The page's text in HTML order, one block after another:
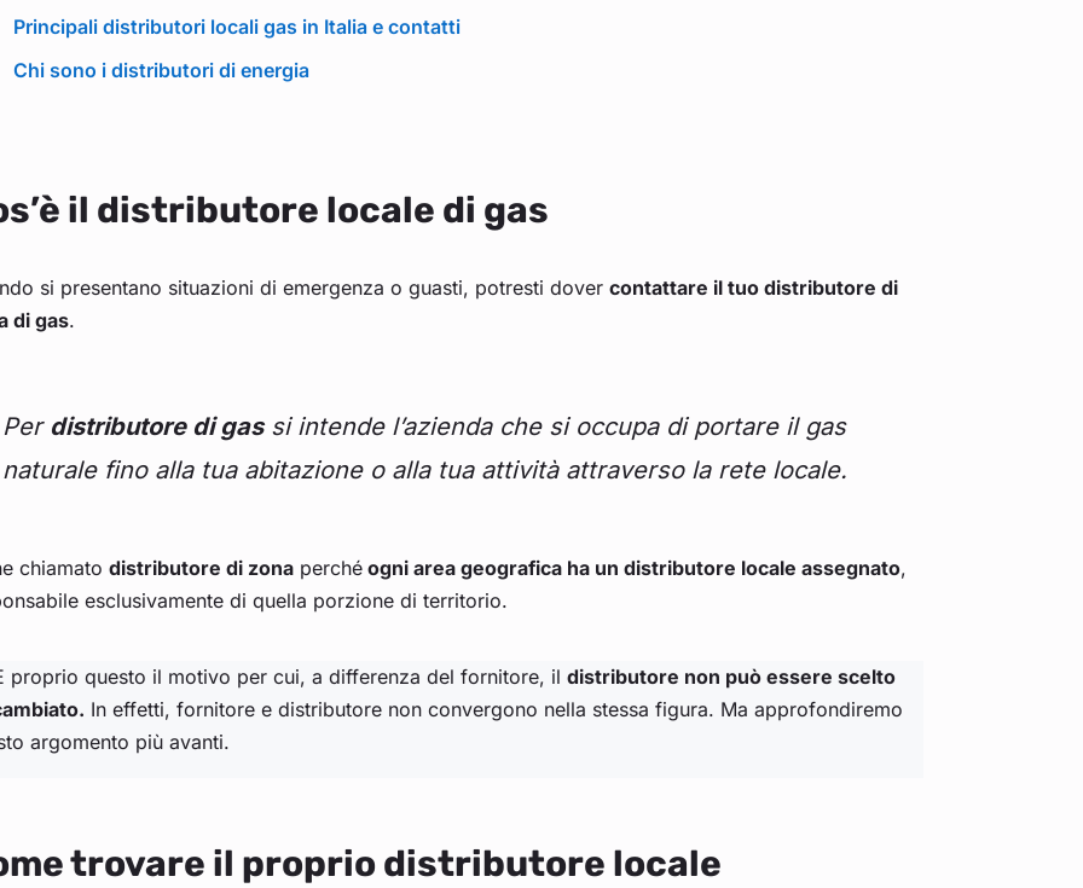
Principali distributori locali gas in Italia e contatti
Chi sono i distributori di energia
il distributore locale di gas
si presentano situazioni di emergenza o guasti, potresti dover contattare il tuo distributore di
di gas.
Per distributore di gassi intende l’azienda che si occupa di portare il gas
naturale fino alla tua abitazione o alla tua attività attraverso la rete locale.
chiamato distributore di zonaperchéogni area geografica ha un distributore locale assegnato,
esclusivamente di quella porzione di territorio.
questo il motivo per cui, a differenza del fornitore, il distributore non può essere scelto
In effetti, fornitore e distributore non convergono nella stessa figura. Ma approfondiremo
argomento più avanti.
trovare il proprio distributore locale